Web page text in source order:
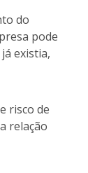
do
pode
existia,
risco de
relação